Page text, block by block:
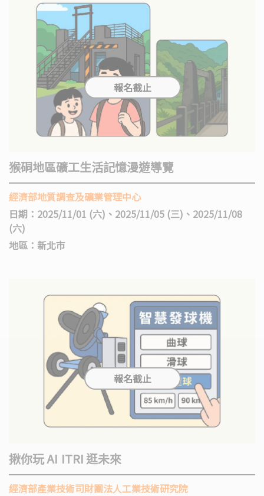
猴硐地區礦工生活記憶漫遊導覽
經濟部地質調查及礦業管理中心
日期：2025/11/01 (六)、2025/11/05 (三)、2025/11/08
(六)
地區：新北市
揪你玩 AI ITRI 逛未來
經濟部產業技術司財團法人工業技術研究院